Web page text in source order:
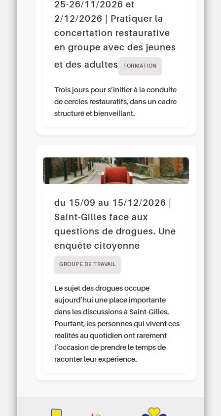
25-26/11/2026 et
2/12/2026 | Pratiquer la
concertation restaurative
en groupe avec des jeunes
et des adultes
FORMATION
Trois jours pour s’initier à la conduite
de cercles restauratifs, dans un cadre
structuré et bienveillant.
du 15/09 au 15/12/2026 |
Saint-Gilles face aux
questions de drogues. Une
enquête citoyenne
GROUPE DE TRAVAIL
Le sujet des drogues occupe
aujourd’hui une place importante
dans les discussions à Saint-Gilles.
Pourtant, les personnes qui vivent ces
réalités au quotidien ont rarement
l’occasion de prendre le temps de
raconter leur expérience.